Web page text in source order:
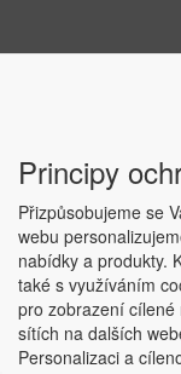
Principy
Přizpůsobujeme se
webu
nabídky a produkty.
také s využíváním
pro zobrazení
sítích na dalších
Personalizaci a